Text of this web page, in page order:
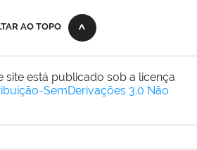
AO TOPO
site está publicado sob a licença
SemDerivações 3.0 Não